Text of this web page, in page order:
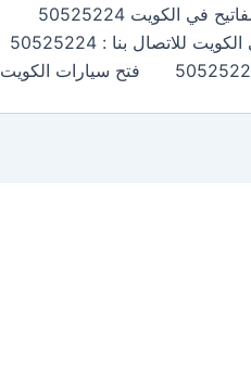
الكويت 50525224
بنا : 50525224
فتح سيارات الكويت50525224